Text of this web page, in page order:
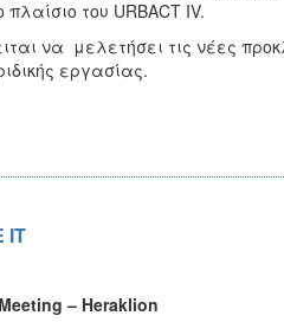
του URBACT IV.
να μελετήσει τις νέες
εργασίας.
IT
– Heraklion